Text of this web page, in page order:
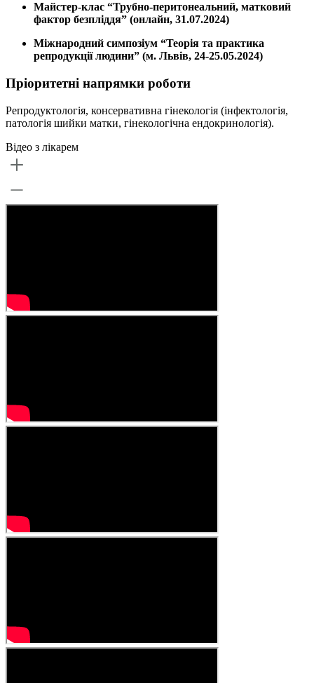
Майстер-клас “Трубно-перитонеальний, матковий
фактор безпліддя” (онлайн, 31.07.2024)
Міжнародний симпозіум “Теорія та практика
репродукції людини” (м. Львів, 24-25.05.2024)
Пріоритетні напрямки роботи
Репродуктологія, консервативна гінекологія (інфектологія,
патологія шийки матки, гінекологічна ендокринологія).
Відео з лікарем